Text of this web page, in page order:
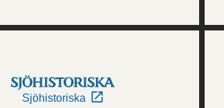
Sjöhistoriska